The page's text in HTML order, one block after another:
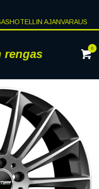
AJANVARAUS
rengas 0